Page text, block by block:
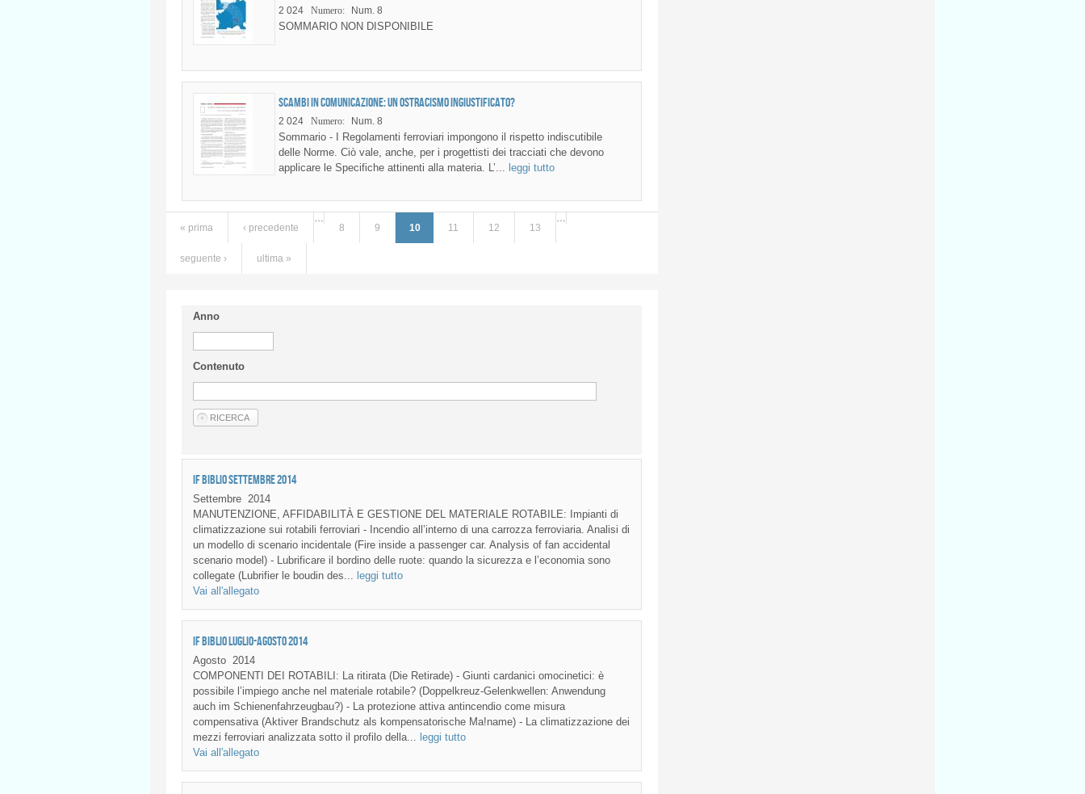
2 024 Numero: Num. 8
SOMMARIO NON DISPONIBILE
Scambi in comunicazione: un ostracismo ingiustificato?
2 024 Numero: Num. 8
Sommario - I Regolamenti ferroviari impongono il rispetto indiscutibile
delle Norme. Ciò vale, anche, per i progettisti dei tracciati che devono
applicare le Specifiche attinenti alla materia. L’...
leggi tutto
Pagine
« prima ‹ precedente
…
8
9 10 11 12 13
…
seguente › ultima »
Anno
Contenuto
IF BIBLIO SETTEMBRE 2014
Settembre 2014
MANUTENZIONE, AFFIDABILITÀ E GESTIONE DEL MATERIALE ROTABILE: Impianti di
climatizzazione sui rotabili ferroviari - Incendio all’interno di una carrozza ferroviaria. Analisi di
un modello di scenario incidentale (Fire inside a passenger car. Analysis of fan accidental
scenario model) - Lubrificare il bordino delle ruote: quando la sicurezza e l’economia sono
collegate (Lubrifier le boudin des...
leggi tutto
Vai all'allegato
IF BIBLIO LUGLIO-AGOSTO 2014
Agosto 2014
COMPONENTI DEI ROTABILI: La ritirata (Die Retirade) - Giunti cardanici omocinetici: è
possibile l’impiego anche nel materiale rotabile? (Doppelkreuz-Gelenkwellen: Anwendung
auch im Schienenfahrzeugbau?) - La protezione attiva antincendio come misura
compensativa (Aktiver Brandschutz als kompensatorische Ma!name) - La climatizzazione dei
mezzi ferroviari analizzata sotto il profilo della... leggi tutto
Vai all'allegato